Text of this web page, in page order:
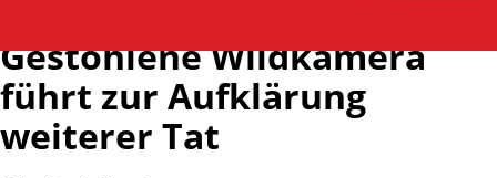
Gestohlene Wildkamera
führt zur Aufklärung
weiterer Tat